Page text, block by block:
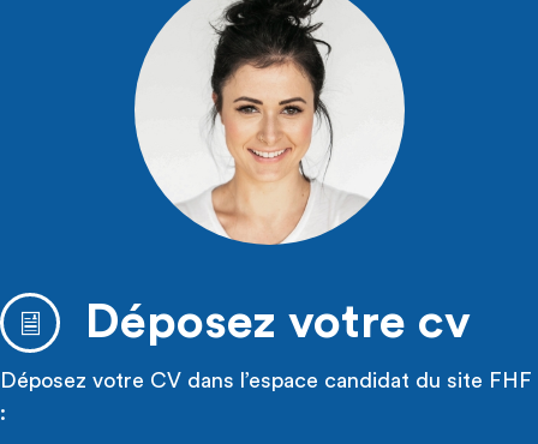
Déposez votre cv
Déposez votre CV dans l’espace candidat du site FHF
: